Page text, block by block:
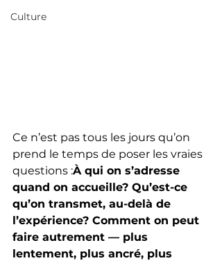
Culture
Ce n’est pas tous les jours qu’on
prend le temps de poser les vraies
questions :À qui on s’adresse
quand on accueille? Qu’est-ce
qu’on transmet, au-delà de
l’expérience? Comment on peut
faire autrement — plus
lentement, plus ancré, plus